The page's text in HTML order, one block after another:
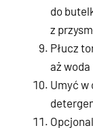
do
z
Płucz
aż
Umyć w